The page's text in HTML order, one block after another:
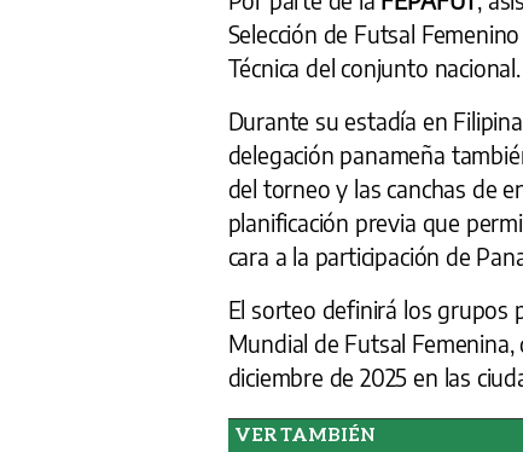
Selección de Futsal
Técnica del conjunto nacional.
Durante su estadía en
delegación panameña
del torneo y las canchas de
planificación previa que
cara a la participación de
El sorteo definirá los grupos
Mundial de Futsal
diciembre de 2025 en las